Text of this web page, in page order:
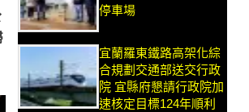
停車場
宜蘭羅東鐵路高架化綜
合規劃交通部送交行政
院 宜縣府懇請行政院加
速核定目標124年順利